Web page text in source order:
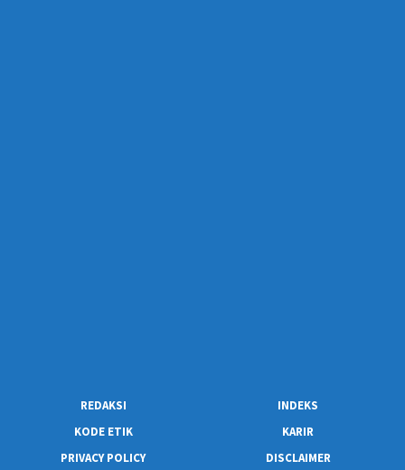
REDAKSI
INDEKS
KODE ETIK
KARIR
PRIVACY POLICY
DISCLAIMER